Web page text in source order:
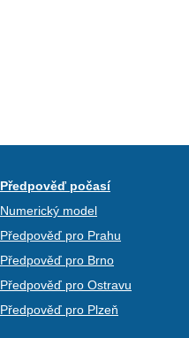
Předpověď počasí
Numerický model
Předpověď pro Prahu
Předpověď pro Brno
Předpověď pro Ostravu
Předpověď pro Plzeň